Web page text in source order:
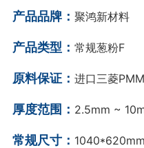
产品品牌： 聚鸿新材料
产品类型： 常规葱粉F
原料保证： 进口三菱
厚度范围： 2.5mm ~
常规尺寸：